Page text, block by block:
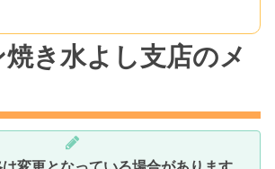
き水よし支店のメ